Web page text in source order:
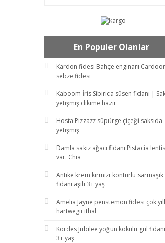
En Populer Olanlar
Kardon fidesi Bahçe enginarı
sebze fidesi
Kaboom İris Sibirica süsen fidanı |
yetişmiş dikime hazır
Hosta Pizzazz süpürge çiçeği saksıda
yetişmiş
Damla sakız ağacı fidanı Pistacia
var. Chia
Antike krem kırmızı kontürlü sarmaşık
fidanı aşılı 3+ yaş
Amelia Jayne penstemon fidesi çok
hartwegii ithal
Kordes Jubilee yoğun kokulu gül fidanı
3+ yaş